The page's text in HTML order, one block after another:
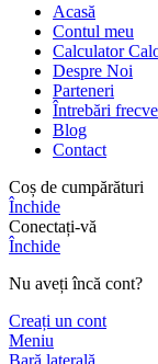
Acasă
Contul meu
Calculator
Despre Noi
Parteneri
Întrebări
Blog
Contact
Coș de cumpărături
Închide
Conectați-vă
Închide
Nu aveți încă cont?
Creați un cont
Meniu
Bară laterală